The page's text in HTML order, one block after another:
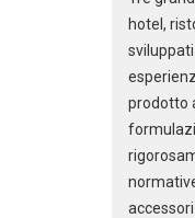
hotel,
sviluppati
prodotto